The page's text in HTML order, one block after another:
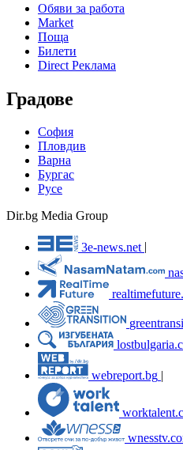
Обяви за работа
Market
Поща
Билети
Direct Реклама
Градове
София
Пловдив
Варна
Бургас
Русе
Dir.bg Media Group
3e-news.net
webreport.bg